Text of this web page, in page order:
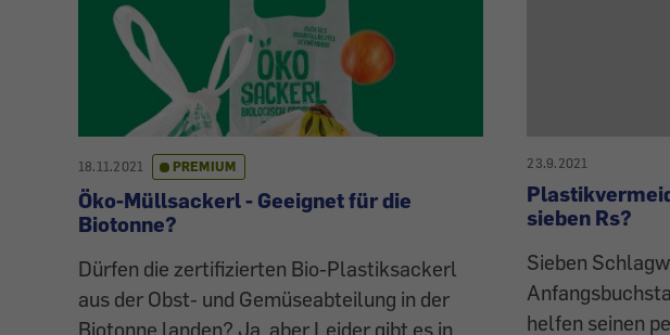
18.11.2021 PREMIUM
Öko-Müllsackerl - Geeignet für die
Biotonne?
Dürfen die zertifizierten Bio-Plastiksackerl
aus der Obst- und Gemüseabteilung in der
Biotonne landen? Ja, aber Leider gibt es in
23.9.2021
sieben Rs?
Sieben
helfen seinen